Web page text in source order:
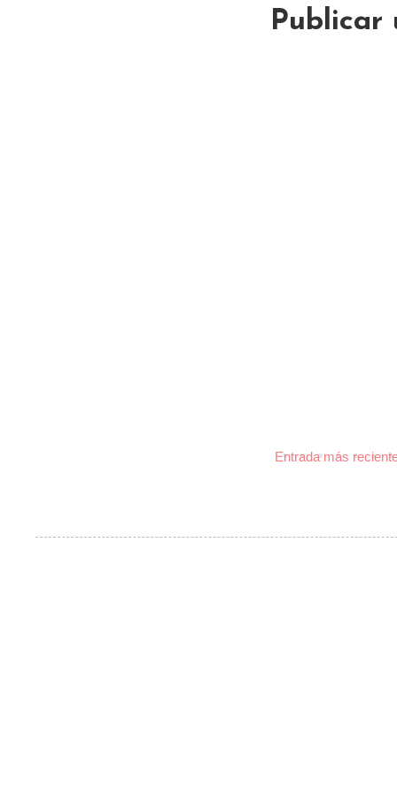
Publicar
Entrada más